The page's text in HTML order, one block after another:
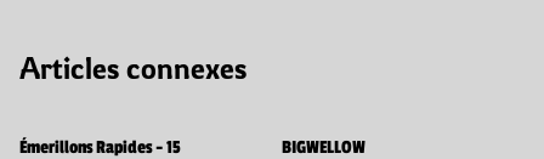
Articles connexes
Émerillons Rapides - 15 BIGWELLOW